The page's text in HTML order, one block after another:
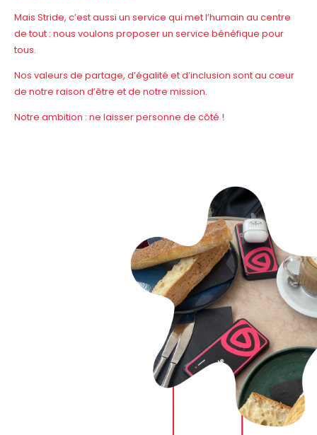
Mais Stride, c’est aussi un service qui met l’humain au centre
de tout : nous voulons proposer un service bénéfique pour
tous.
Nos valeurs de partage, d’égalité et d’inclusion sont au cœur
de notre raison d’être et de notre mission.
Notre ambition : ne laisser personne de côté !